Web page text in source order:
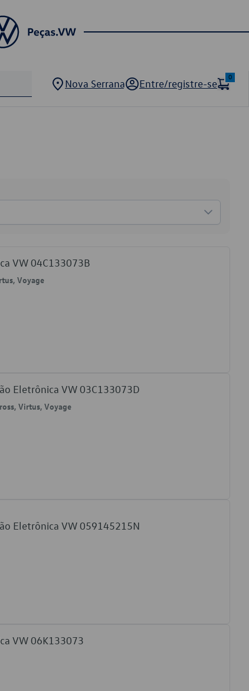
Nova Serrana Entre/registre-se
0
VW 04C133073B
Voyage
Eletrônica VW 03C133073D
Virtus, Voyage
Eletrônica VW 059145215N
VW 06K133073